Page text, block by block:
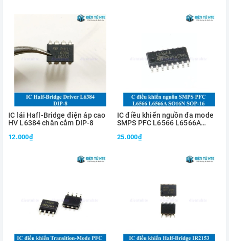
IC lái Hafl-Bridge điện áp cao
HV L6384 chân cắm DIP-8
12.000₫
IC điều khiển nguồn đa mode
SMPS PFC L6566 L6566A
25.000₫